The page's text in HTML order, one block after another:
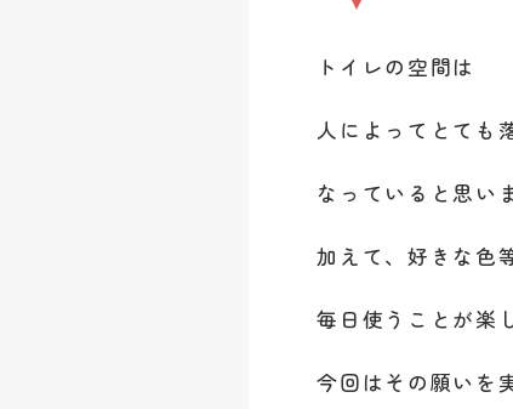
トイレの空間は
人によってとても
なっていると思い
加えて、好きな色
毎日使うことが楽
今回はその願いを